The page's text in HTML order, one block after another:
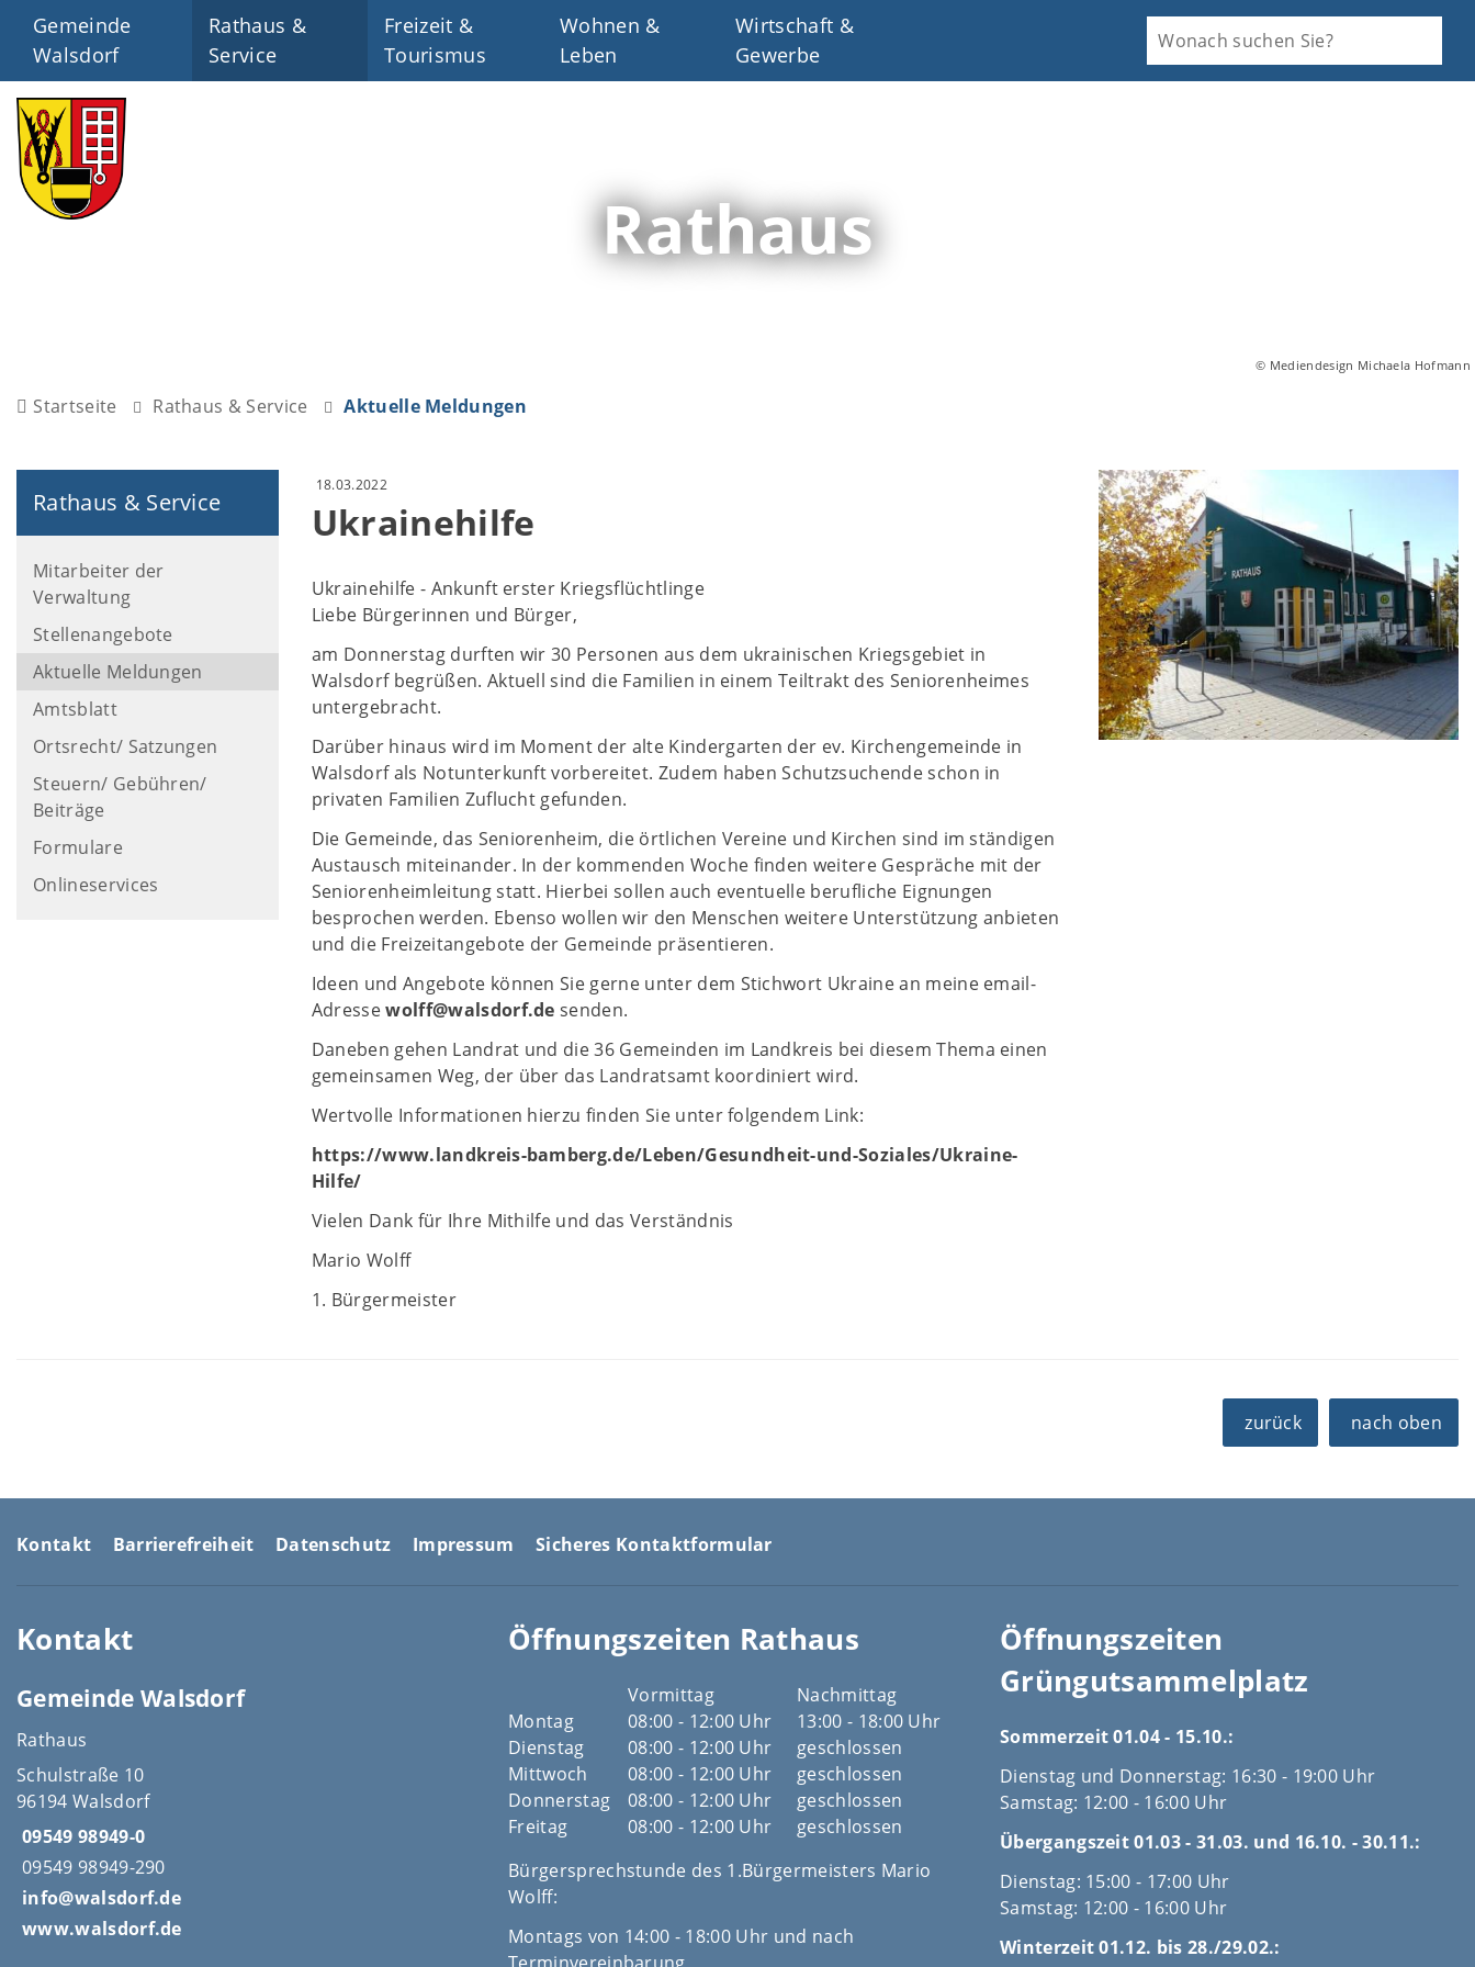
Gemeinde
Walsdorf
Rathaus &
Service
Freizeit &
Tourismus
Wohnen &
Leben
Wirtschaft &
Gewerbe
Rathaus
© Mediendesign Michaela Hofmann
Startseite Rathaus & Service Aktuelle Meldungen
Rathaus & Service
Mitarbeiter der
Verwaltung
Stellenangebote
Aktuelle Meldungen
Amtsblatt
Ortsrecht/ Satzungen
Steuern/ Gebühren/
Beiträge
Formulare
Onlineservices
18.03.2022
Ukrainehilfe
Ukrainehilfe - Ankunft erster Kriegsflüchtlinge
Liebe Bürgerinnen und Bürger,
am Donnerstag durften wir 30 Personen aus dem ukrainischen Kriegsgebiet in
Walsdorf begrüßen. Aktuell sind die Familien in einem Teiltrakt des Seniorenheimes
untergebracht.
Darüber hinaus wird im Moment der alte Kindergarten der ev. Kirchengemeinde in
Walsdorf als Notunterkunft vorbereitet. Zudem haben Schutzsuchende schon in
privaten Familien Zuflucht gefunden.
Die Gemeinde, das Seniorenheim, die örtlichen Vereine und Kirchen sind im ständigen
Austausch miteinander. In der kommenden Woche finden weitere Gespräche mit der
Seniorenheimleitung statt. Hierbei sollen auch eventuelle berufliche Eignungen
besprochen werden. Ebenso wollen wir den Menschen weitere Unterstützung anbieten
und die Freizeitangebote der Gemeinde präsentieren.
Ideen und Angebote können Sie gerne unter dem Stichwort Ukraine an meine email-
Adressewolff@walsdorf.de senden.
Daneben gehen Landrat und die 36 Gemeinden im Landkreis bei diesem Thema einen
gemeinsamen Weg, der über das Landratsamt koordiniert wird.
Wertvolle Informationen hierzu finden Sie unter folgendem Link:
https://www.landkreis-bamberg.de/Leben/Gesundheit-und-Soziales/Ukraine-
Hilfe/
Vielen Dank für Ihre Mithilfe und das Verständnis
Mario Wolff
1. Bürgermeister
zurück nach oben
Kontakt Barrierefreiheit Datenschutz Impressum Sicheres Kontaktformular
Kontakt
Gemeinde Walsdorf
Rathaus
Schulstraße 10
96194 Walsdorf
09549 98949-0
09549 98949-290
info@walsdorf.de
www.walsdorf.de
Öffnungszeiten Rathaus
Vormittag
Nachmittag
Montag
08:00 - 12:00 Uhr
13:00 - 18:00 Uhr
Dienstag
08:00 - 12:00 Uhr
geschlossen
Mittwoch
08:00 - 12:00 Uhr
geschlossen
Donnerstag
08:00 - 12:00 Uhr
geschlossen
Freitag
08:00 - 12:00 Uhr
geschlossen
Bürgersprechstunde des 1.Bürgermeisters Mario
Wolff:
Montags von 14:00 - 18:00 Uhr und nach
Öffnungszeiten
Grüngutsammelplatz
Sommerzeit 01.04 - 15.10.:
Dienstag und Donnerstag: 16:30 - 19:00 Uhr
Samstag: 12:00 - 16:00 Uhr
Übergangszeit 01.03 - 31.03. und 16.10. - 30.11.:
Dienstag: 15:00 - 17:00 Uhr
Samstag: 12:00 - 16:00 Uhr
Winterzeit 01.12. bis 28./29.02.: